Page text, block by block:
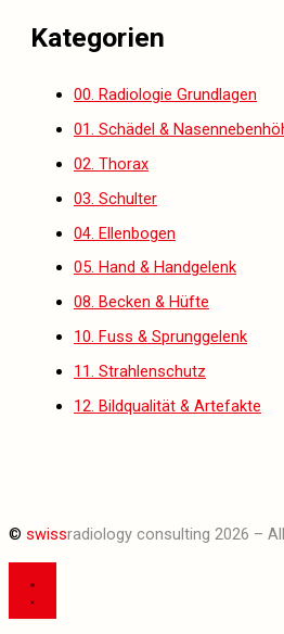
Kategorien
00. Radiologie Grundlagen
01. Schädel &
02. Thorax
03. Schulter
04. Ellenbogen
05. Hand & Handgelenk
08. Becken & Hüfte
10. Fuss & Sprunggelenk
11. Strahlenschutz
12. Bildqualität & Artefakte
© swissradiology consulting 2026 –